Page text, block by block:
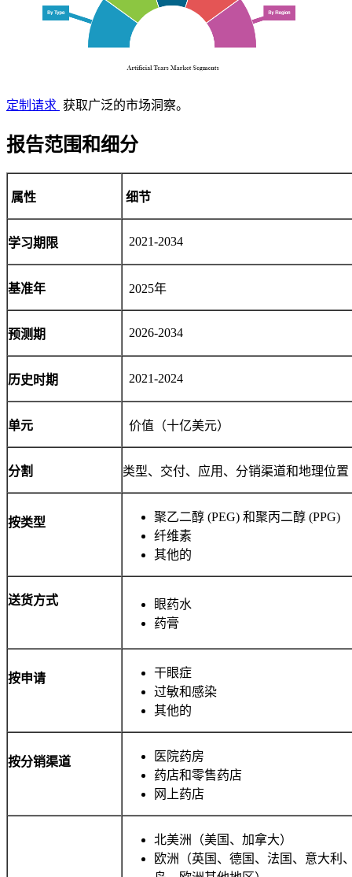
定制请求 获取广泛的市场洞察。
报告范围和细分
属性 细节
学习期限 2021-2034
基准年 2025年
预测期 2026-2034
历史时期 2021-2024
单元 价值（十亿美元）
分割 类型、交付、应用、分销渠道和地理位置
按类型
聚乙二醇 (PEG) 和聚丙二醇 (PPG)
纤维素
其他的
送货方式
眼药水
药膏
按申请
干眼症
过敏和感染
其他的
按分销渠道
医院药房
药店和零售药店
网上药店
北美洲（美国、加拿大）
欧洲（英国、德国、法国、意大利